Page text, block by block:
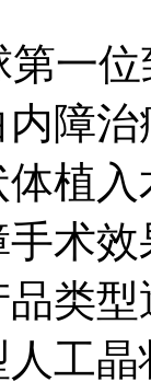
位
障
植
术
类
工